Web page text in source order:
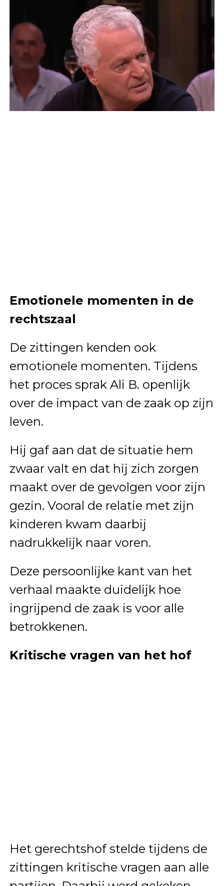
Emotionele momenten in de
rechtszaal
De zittingen kenden ook
emotionele momenten. Tijdens
het proces sprak Ali B. openlijk
over de impact van de zaak op zijn
leven.
Hij gaf aan dat de situatie hem
zwaar valt en dat hij zich zorgen
maakt over de gevolgen voor zijn
gezin. Vooral de relatie met zijn
kinderen kwam daarbij
nadrukkelijk naar voren.
Deze persoonlijke kant van het
verhaal maakte duidelijk hoe
ingrijpend de zaak is voor alle
betrokkenen.
Kritische vragen van het hof
Het gerechtshof stelde tijdens de
zittingen kritische vragen aan alle